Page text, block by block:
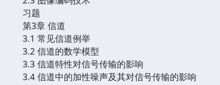
习题
第3章 信道
3.1 常见信道例举
3.2 信道的数学模型
3.3 信道特性对信号传输的影响
3.4 信道中的加性噪声及其对信号传输的影响